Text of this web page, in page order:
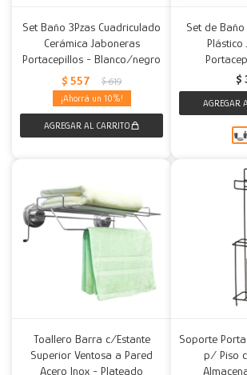
Set Baño 3Pzas Cuadriculado
Cerámica Jaboneras
Portacepillos - Blanco/negro
$ 557 $ 619
10
Set de Baño
Plástico
$
Toallero Barra c/Estante
Superior Ventosa a Pared
Acero Inox - Plateado
Soporte
p/ Piso